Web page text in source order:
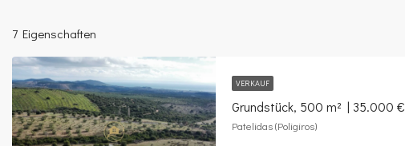
7 Eigenschaften
VERKAUF
Grundstück, 500 m² | 35.000 €
Patelidas (Poligiros)